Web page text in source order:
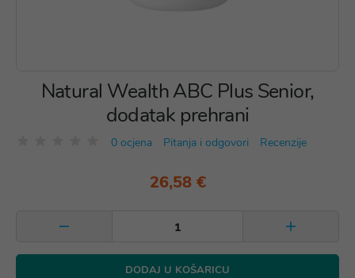
Natural Wealth ABC Plus Senior,
dodatak prehrani
0 ocjena Pitanja i odgovori Recenzije
26,58 €
DODAJ U KOŠARICU